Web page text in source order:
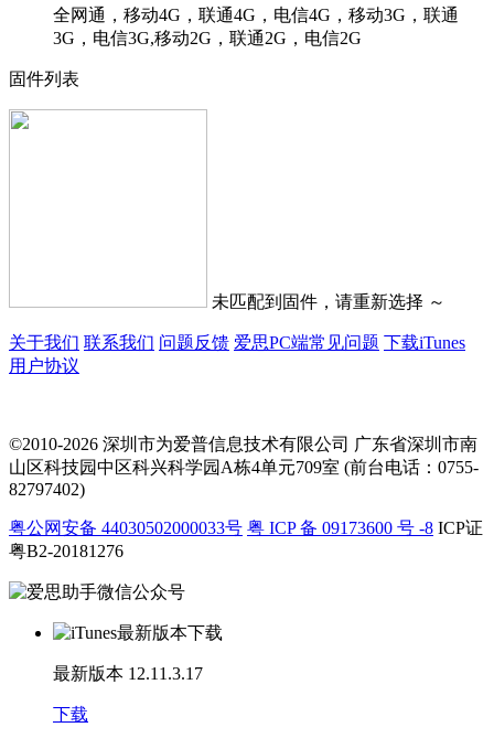
全网通，移动4G，联通4G，电信4G，移动3G，联通
3G，电信3G,移动2G，联通2G，电信2G
固件列表
未匹配到固件，请重新选择 ～
关于我们 联系我们 问题反馈 爱思PC端常见问题 下载iTunes
用户协议
©2010-2026 深圳市为爱普信息技术有限公司 广东省深圳市南
山区科技园中区科兴科学园A栋4单元709室 (前台电话：0755-
82797402)
粤公网安备 44030502000033号 粤 ICP 备 09173600 号 -8 ICP证
粤B2-20181276
最新版本 12.11.3.17
下载